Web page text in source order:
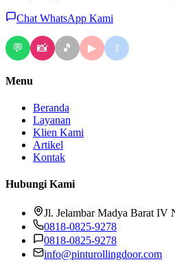
Chat WhatsApp Kami
💬 📸 🎵 ▶ f
Menu
Beranda
Layanan
Klien Kami
Artikel
Kontak
Hubungi Kami
Jl. Jelambar Madya Barat IV
0818-0825-9278
0818-0825-9278
info@pinturollingdoor.com